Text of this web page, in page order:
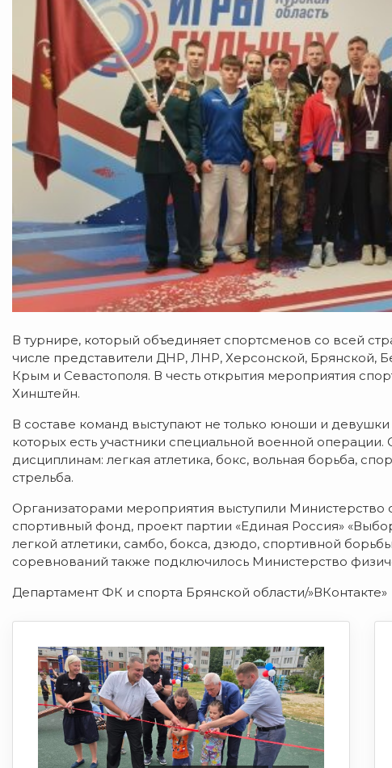
В турнире, который объединяет спортсменов со всей
числе представители ДНР, ЛНР, Херсонской, Брянской,
Крым и Севастополя. В честь открытия мероприятия
Хинштейн.
В составе команд выступают не только юноши и
которых есть участники специальной военной
дисциплинам: легкая атлетика, бокс, вольная борьба,
стрельба.
Организаторами мероприятия выступили
спортивный фонд, проект партии «Единая Россия»
легкой атлетики, самбо, бокса, дзюдо, спортивной
соревнований также подключилось Министерство
Департамент ФК и спорта Брянской области/»ВКонтакте»